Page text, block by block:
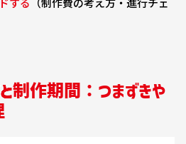
と制作期間：つまずきや